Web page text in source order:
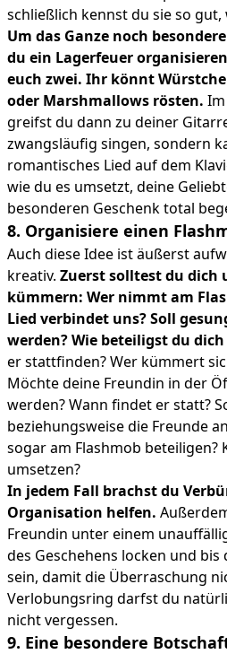
schließlich kennst du sie so gut,
Um das Ganze noch
du ein Lagerfeuer
euch zwei. Ihr könnt
oder Marshmallows rösten.
greifst du dann zu deiner
zwangsläufig singen, sondern
romantisches Lied auf dem
wie du es umsetzt, deine
besonderen Geschenk total
8. Organisiere einen
Auch diese Idee ist äußerst
kreativ. Zuerst solltest du dich
kümmern: Wer nimmt am
Lied verbindet uns? Soll
werden? Wie beteiligst du
er stattfinden? Wer kümmert
Möchte deine Freundin in der
werden? Wann findet er statt?
beziehungsweise die Freunde
sogar am Flashmob beteiligen?
umsetzen?
In jedem Fall brachst du
Organisation helfen.
Freundin unter einem
des Geschehens locken und
sein, damit die Überraschung
Verlobungsring darfst du
nicht vergessen.
9. Eine besondere